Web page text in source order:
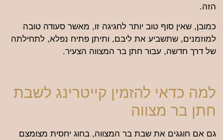
הזה.
כמובן, שאין סוף טוב יותר לחגיגה זו, מאשר סעודה טובה
למוזמנים, שתשביע את ליבם, ותיתן פתיח נפלא, לתחילתה
של דרך חדשה, עבור חתן בר המצווה הצעיר.
למה כדאי להזמין קייטרינג לשבת
חתן בר מצווה
גם אם חוגגים את שבת בר המצווה, בחוג יחסית מצומצם